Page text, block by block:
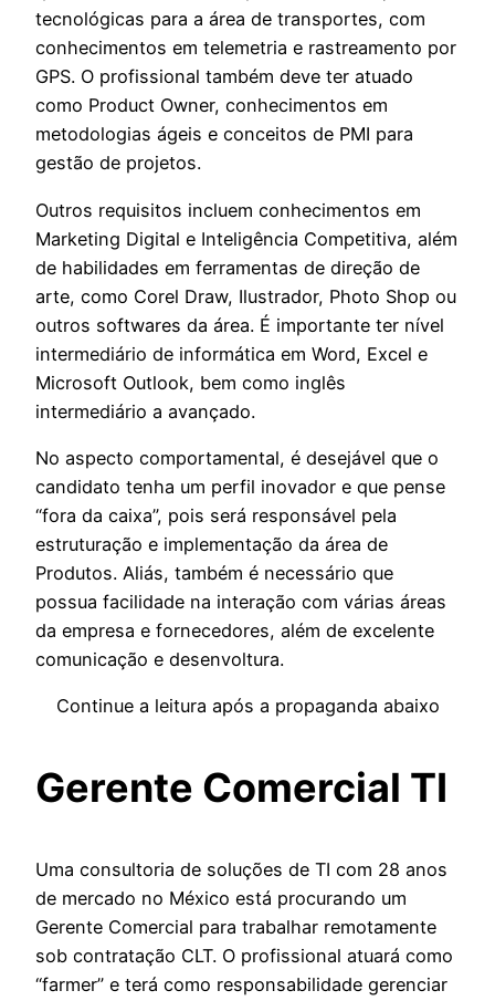
tecnológicas para a área de transportes, com
conhecimentos em telemetria e rastreamento por
GPS. O profissional também deve ter atuado
como Product Owner, conhecimentos em
metodologias ágeis e conceitos de PMI para
gestão de projetos.
Outros requisitos incluem conhecimentos em
Marketing Digital e Inteligência Competitiva, além
de habilidades em ferramentas de direção de
arte, como Corel Draw, Ilustrador, Photo Shop ou
outros softwares da área. É importante ter nível
intermediário de informática em Word, Excel e
Microsoft Outlook, bem como inglês
intermediário a avançado.
No aspecto comportamental, é desejável que o
candidato tenha um perfil inovador e que pense
“fora da caixa”, pois será responsável pela
estruturação e implementação da área de
Produtos. Aliás, também é necessário que
possua facilidade na interação com várias áreas
da empresa e fornecedores, além de excelente
comunicação e desenvoltura.
Continue a leitura após a propaganda abaixo
Gerente Comercial TI
Uma consultoria de soluções de TI com 28 anos
de mercado no México está procurando um
Gerente Comercial para trabalhar remotamente
sob contratação CLT. O profissional atuará como
“farmer” e terá como responsabilidade gerenciar